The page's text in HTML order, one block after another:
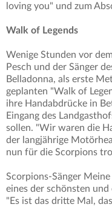
loving you" und zum
Walk of Legends
Wenige Stunden vor
Pesch und der Sänger
Belladonna, als erste
geplanten "Walk of
ihre Handabdrücke in
Eingang des
sollen. "Wir waren die
der langjährige
nun für die Scorpions
Scorpions-Sänger
eines der schönsten
"Es ist das dritte Mal,